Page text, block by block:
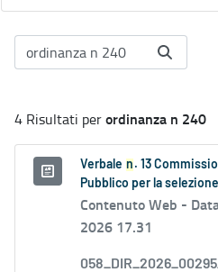
4 Risultati perordinanza n 240
Verbale n . 13
Pubblico per la
Contenuto Web -
2026 17.31